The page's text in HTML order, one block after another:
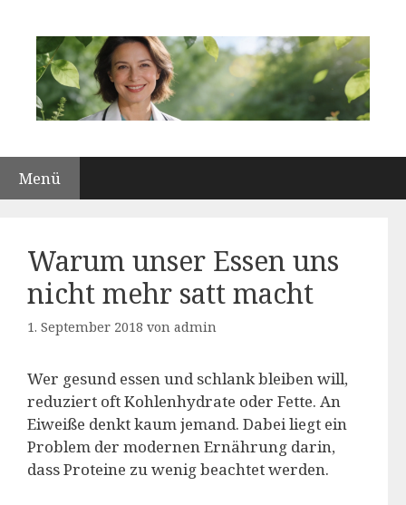
Inhalt
springen
Menü
Warum unser Essen uns
nicht mehr satt macht
1. September 2018 von admin
Wer gesund essen und schlank bleiben will,
reduziert oft Kohlenhydrate oder Fette. An
Eiweiße denkt kaum jemand. Dabei liegt ein
Problem der modernen Ernährung darin,
dass Proteine zu wenig beachtet werden.